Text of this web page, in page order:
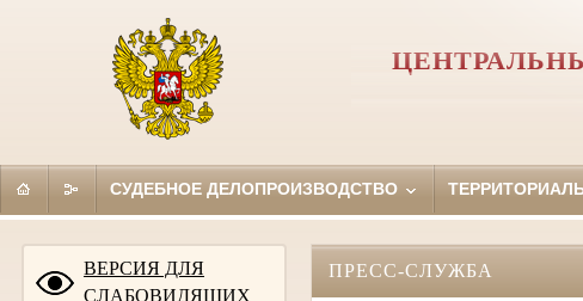
СУДЕБНОЕ ДЕЛОПРОИЗВОДСТВО
ВЕРСИЯ ДЛЯ
СЛАБОВИДЯЩИХ
ПРЕСС-СЛУЖБА